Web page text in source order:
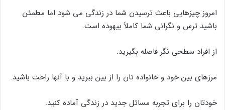
امروز چیزهایی باعث ترسیدن شما در زندگی می شود اما مطمئن
باشید ترس و نگرانی شما کاملاً بیهوده است.
از افراد سطحی نگر فاصله بگیرید.
مرزهای بین خود و خانواده تان را از بین ببرید و با آنها راحت باشید.
خودتان را برای تجربه مسائل جدید در زندگی آماده کنید.